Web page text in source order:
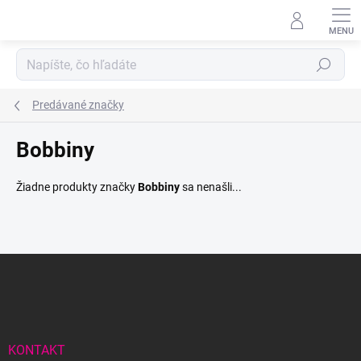
Hľadať
Predávané značky
Bobbiny
Žiadne produkty značkyBobbinysa nenašli...
KONTAKT